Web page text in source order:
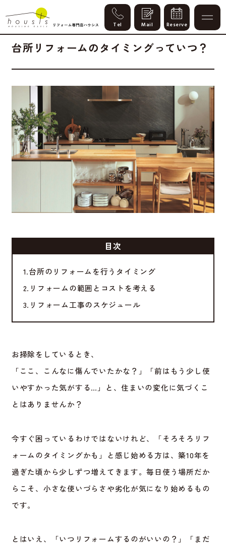
Column 2025.04.25 暮らし改善 専門知識
台所リフォームのタイミングっていつ？
目次
1.台所のリフォームを行うタイミング
2.リフォームの範囲とコストを考える
3.リフォーム工事のスケジュール
お掃除をしているとき、
「ここ、こんなに傷んでいたかな？」「前はもう少し使
いやすかった気がする…」と、住まいの変化に気づくこ
とはありませんか？
今すぐ困っているわけではないけれど、「そろそろリフ
ォームのタイミングかも」と感じ始める方は、築10年を
過ぎた頃から少しずつ増えてきます。毎日使う場所だか
らこそ、小さな使いづらさや劣化が気になり始めるもの
です。
とはいえ、「いつリフォームするのがいいの？」「まだ